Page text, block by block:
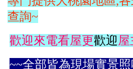
查詢~
歡迎來電看屋更歡迎屋
~~全部皆為現場實景照